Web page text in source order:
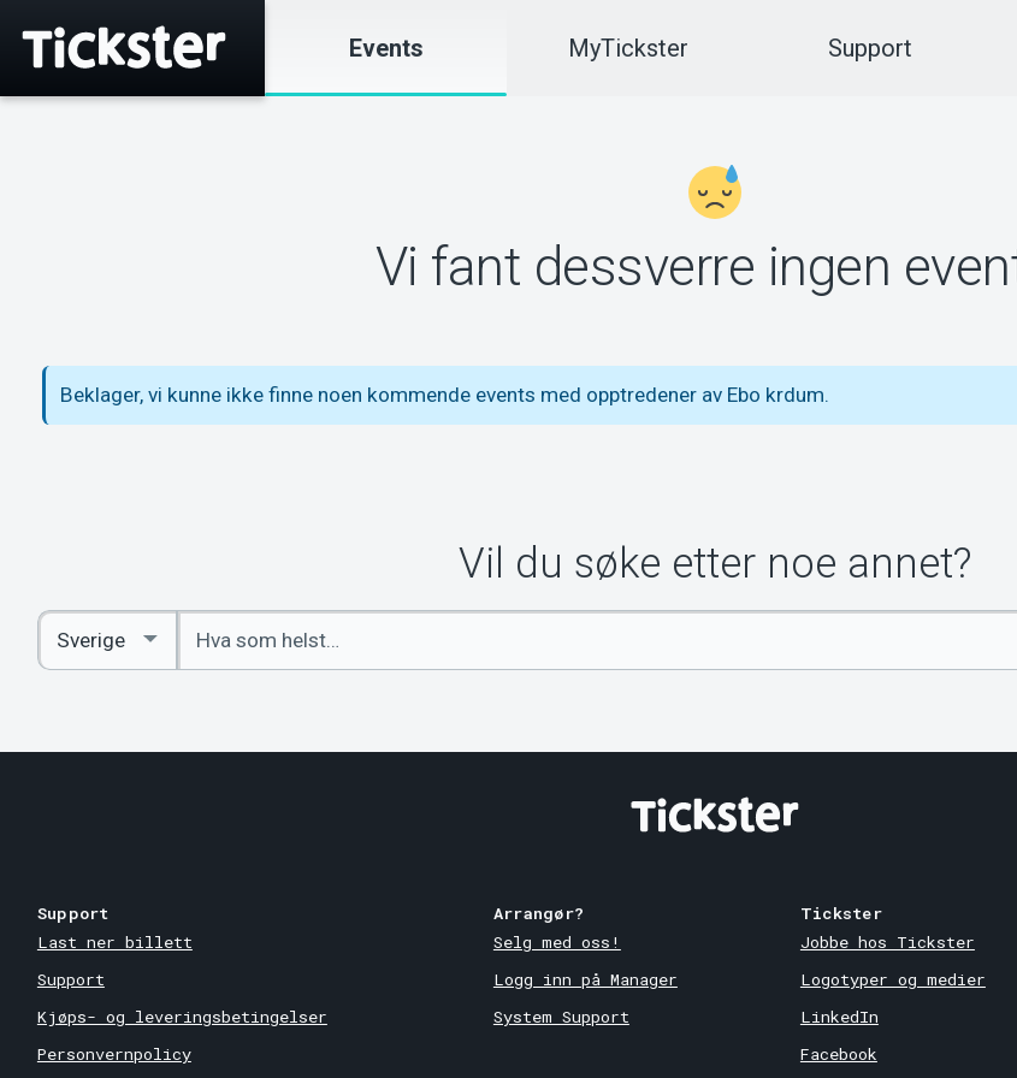
Events MyTickster Support
Vi fant dessverre ingen
Beklager, vi kunne ikke finne noen kommende events med opptredener av Ebo krdum.
Vil du søke etter noe annet?
Angi
nøkkelord
Select
Country
Support
Last ner billett
Support
Kjøps- og leveringsbetingelser
Personvernpolicy
Arrangør?
Selg med oss!
Logg inn på Manager
System Support
Tickster
Jobbe hos Tickster
Logotyper og medier
LinkedIn
Facebook